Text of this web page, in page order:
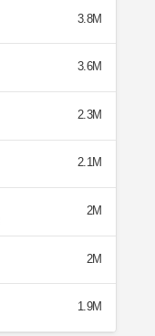
3.8M
3.6M
2.3M
2.1M
2M
2M
1.9M